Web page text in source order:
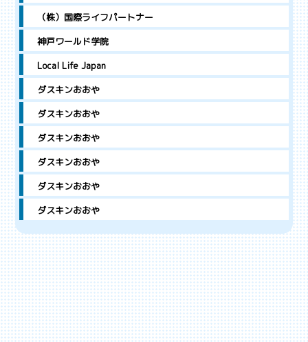
（株）国際ライフパートナー
神戸ワールド学院
Local Life Japan
ダスキンおおや
ダスキンおおや
ダスキンおおや
ダスキンおおや
ダスキンおおや
ダスキンおおや